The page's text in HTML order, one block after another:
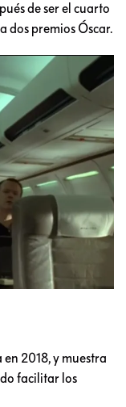
de ser el cuarto
dos premios Óscar.
en 2018, y muestra
facilitar los